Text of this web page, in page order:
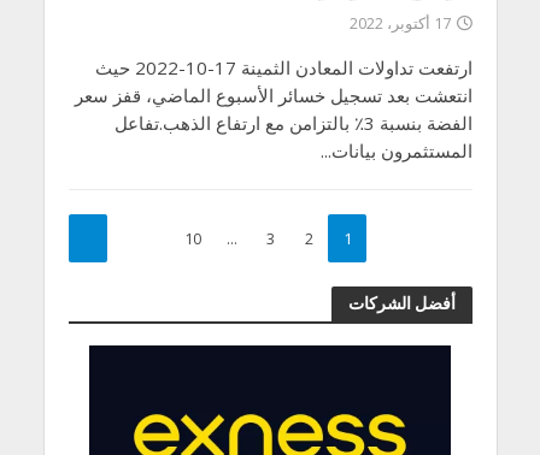
17 أكتوبر، 2022
ارتفعت تداولات المعادن الثمينة 17-10-2022 حيث
انتعشت بعد تسجيل خسائر الأسبوع الماضي، قفز سعر
الفضة بنسبة 3٪ بالتزامن مع ارتفاع الذهب.تفاعل
المستثمرون بيانات...
1
2
3
…
10
أفضل الشركات